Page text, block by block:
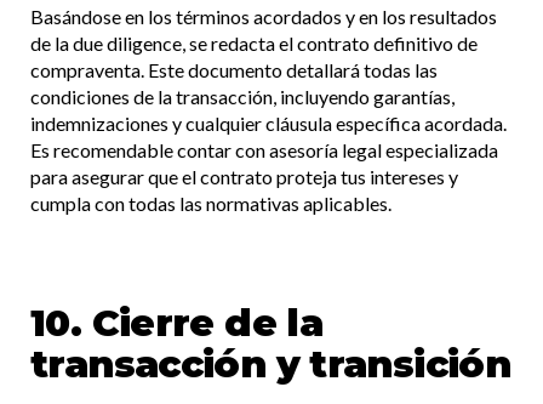
Basándose en los términos acordados y en los resultados
de la due diligence, se redacta el contrato definitivo de
compraventa. Este documento detallará todas las
condiciones de la transacción, incluyendo garantías,
indemnizaciones y cualquier cláusula específica acordada.
Es recomendable contar con asesoría legal especializada
para asegurar que el contrato proteja tus intereses y
cumpla con todas las normativas aplicables.​
10. Cierre de la
transacción y transición